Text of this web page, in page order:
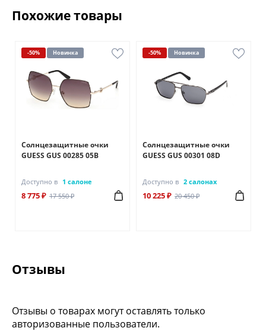
Похожие товары
-50% Новинка
Солнцезащитные очки
GUESS GUS 00285 05B
Доступно в 1 салоне
8 775 ₽ 17 550 ₽
-50% Новинка
Солнцезащитные очки
GUESS GUS 00301 08D
Доступно в 2 салонах
10 225 ₽ 20 450 ₽
Отзывы
Отзывы о товарах могут оставлять только
авторизованные пользователи.